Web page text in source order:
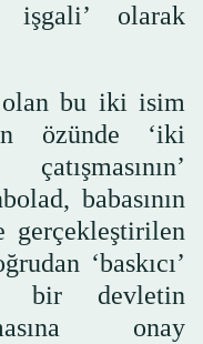
olarak
bu iki isim
özünde ‘iki
babasının
gerçekleştirilen
‘baskıcı’
bir devletin
onay